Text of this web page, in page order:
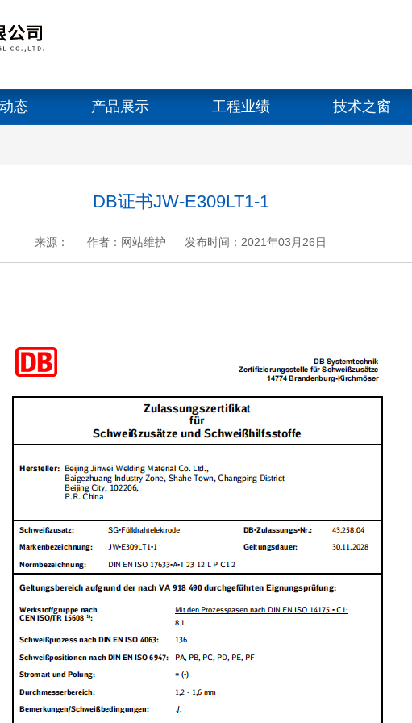
态 产品展示 工程业绩 技术之窗
DB证书JW-E309LT1-1
来源： 作者：网站维护 发布时间：2021年03月26日
+ . -